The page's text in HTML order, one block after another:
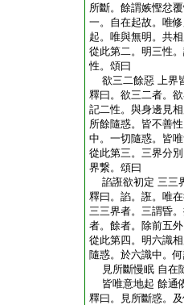
所斷。餘謂嫉慳忿
一。自在起故。唯
起。唯與無明。共
從此第二。明三性
性。頌曰
欲三二餘惡 上界
釋曰。欲三二者。
記二性。與身邊見
所餘隨惑。皆不善
中。一切隨惑。皆
從此第三。三界分
界繋。頌曰
諂誑欲初定 三三
釋曰。諂。誑。唯
三三界者。三謂昏
者。餘者。除前五
從此第四。明六識
隨惑。於六識中。
見所斷慢眠 自在
皆唯意地起 餘通
釋曰。見所斷惑。